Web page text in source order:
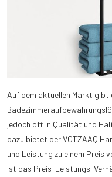
Auf dem aktuellen Markt gibt
jedoch oft in Qualität und
dazu bietet der VOTZAAQ
und Leistung zu einem Preis
ist das Preis-Leistungs-